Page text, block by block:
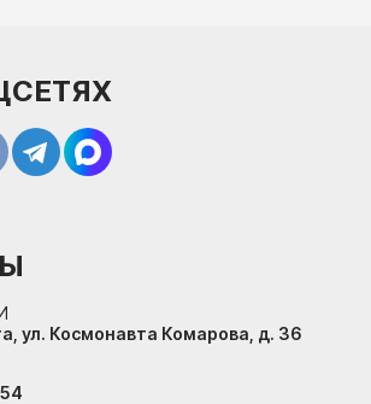
ул. Космонавта Комарова, д. 36